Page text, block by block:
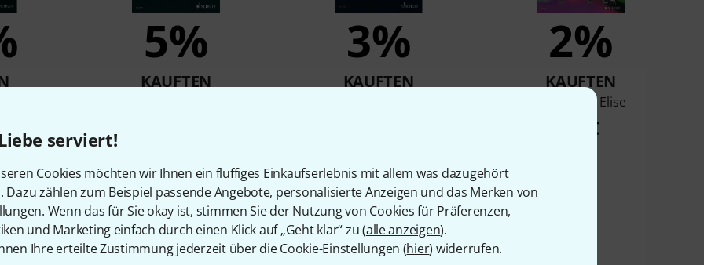
serviert!
Cookies möchten wir Ihnen ein fluffiges Einkaufserlebnis mit allem was dazugehört
Dazu zählen zum Beispiel passende Angebote, personalisierte Anzeigen und das Merken von
Wenn das für Sie okay ist, stimmen Sie der Nutzung von Cookies für Präferenzen,
und Marketing einfach durch einen Klick auf „Geht klar“ zu (alle anzeigen).
Ihre erteilte Zustimmung jederzeit über die Cookie-Einstellungen (hier) widerrufen.
5%
KAUFTEN
3%
KAUFTEN
2%
KAUFTEN
Schott Für Elise
24 €
Vergleichen